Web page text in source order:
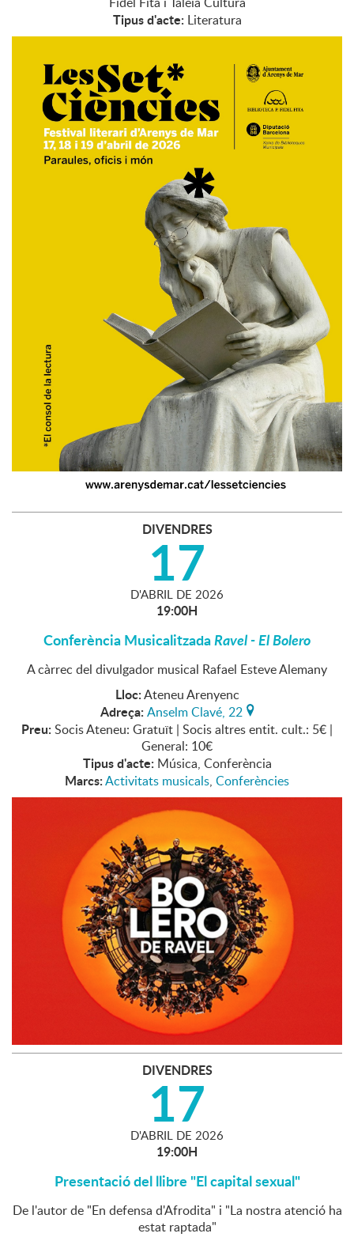
Tipus d'acte: Literatura
DIVENDRES
17
D'ABRIL DE 2026
19:00H
Conferència MusicalitzadaRavel - El Bolero
A càrrec del divulgador musical Rafael Esteve Alemany
Lloc:Ateneu Arenyenc
Adreça: Anselm Clavé, 22
Preu: Socis Ateneu: Gratuït | Socis altres entit. cult.: 5€ |
General: 10€
Tipus d'acte: Música, Conferència
Marcs:Activitats musicals, Conferències
DIVENDRES
17
D'ABRIL DE 2026
19:00H
Presentació del llibre "El capital sexual"
De l'autor de "En defensa d'Afrodita" i "La nostra atenció ha
estat raptada"